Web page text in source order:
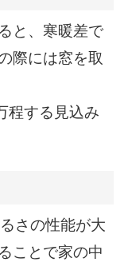
と、寒暖差で
際には窓を取
程する見込み
さの性能が大
ことで家の中